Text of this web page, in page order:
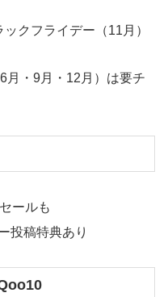
クフライデー（11月）
月・9月・12月）は要チ
ールも
投稿特典あり